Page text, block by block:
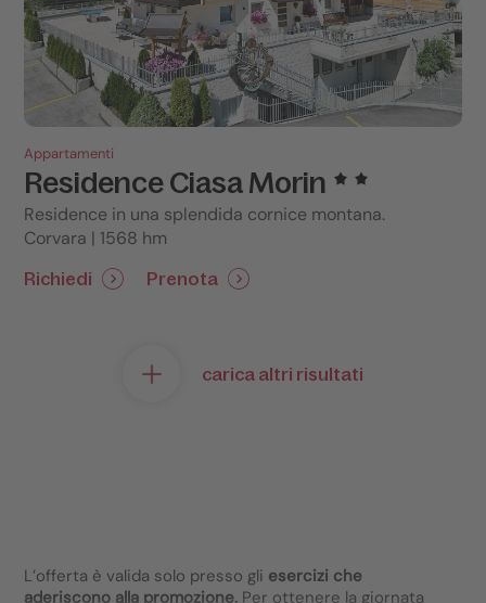
Appartamenti
Residence Ciasa Morin
Residence in una splendida cornice montana.
Corvara | 1568 hm
Richiedi Prenota
carica altri risultati
L’offerta è valida solo presso gli esercizi che
aderiscono alla promozione.Per ottenere la giornata